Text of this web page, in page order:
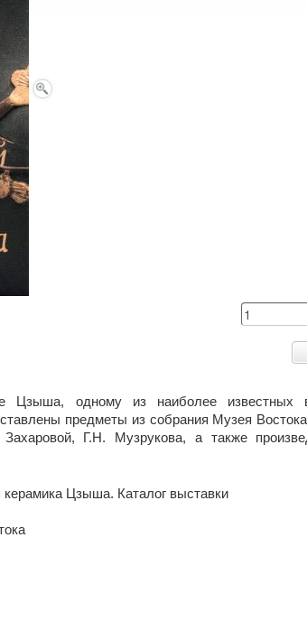
Цзыша, одному из наиболее известных
предметы из собрания Музея
Г.Н. Музрукова, а также
керамика Цзыша. Каталог выставки